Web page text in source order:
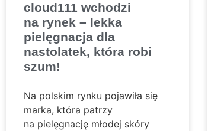
cloud111 wchodzi
na rynek – lekka
pielęgnacja dla
nastolatek, która robi
szum!
Na polskim rynku pojawiła się
marka, która patrzy
na pielęgnację młodej skóry